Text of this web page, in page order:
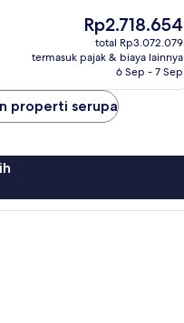
Harga
sekarang
Rp2.718.654
Rp2.718.654
total Rp3.072.079
termasuk pajak & biaya lainnya
6 Sep - 7 Sep
properti serupa